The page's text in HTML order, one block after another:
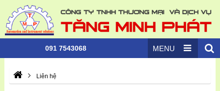
091 7543068 MENU
Liên hệ